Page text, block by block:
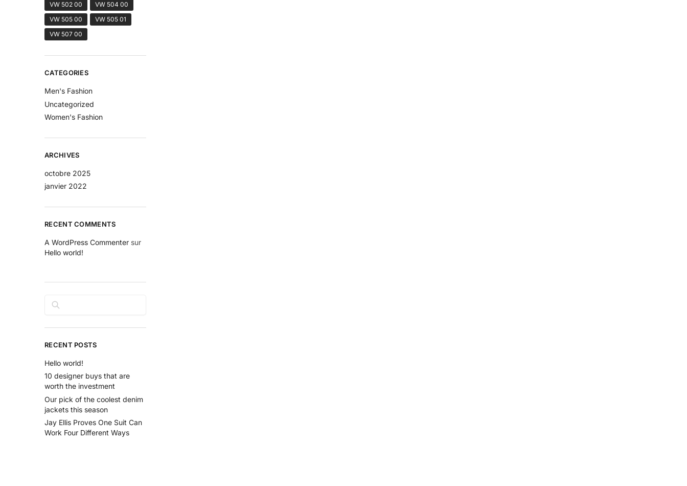
VW 502 00
VW 504 00
VW 505 00
VW 505 01
VW 507 00
CATEGORIES
Men's Fashion
Uncategorized
Women's Fashion
ARCHIVES
octobre 2025
janvier 2022
RECENT COMMENTS
A WordPress Commenter sur
Hello world!
RECENT POSTS
Hello world!
10 designer buys that are
worth the investment
Our pick of the coolest denim
jackets this season
Jay Ellis Proves One Suit Can
Work Four Different Ways